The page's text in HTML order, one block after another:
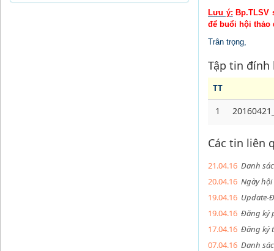
Lưu ý: Bp.TLSV
để buổi hội thảo
Trân trọng,
Tập tin đính
TT
1
Các tin liên
21.04.16 Danh
20.04.16 Ngày hội
19.04.16 Update-
19.04.16 Đăng ký
17.04.16 Đăng ký
07.04.16 Danh